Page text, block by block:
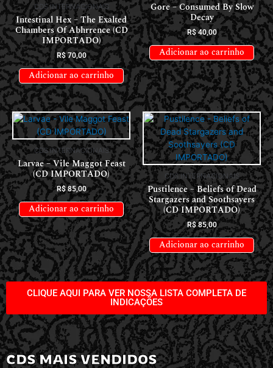
CDS INTERNACIONAIS
Intestinal Hex – The Exalted
Chambers Of Abhrrence (CD
IMPORTADO)
R$70,00
Adicionar ao carrinho
Gore – Consumed By Slow
Decay
R$40,00
Adicionar ao carrinho
CDS INTERNACIONAIS
Larvae – Vile Maggot Feast
(CD IMPORTADO)
R$85,00
Adicionar ao carrinho
CDS INTERNACIONAIS
Pustilence – Beliefs of Dead
Stargazers and Soothsayers
(CD IMPORTADO)
R$85,00
Adicionar ao carrinho
CLIQUE AQUI PARA VER NOSSA LISTA COMPLETA DE
INDICAÇÕES
CDS MAIS VENDIDOS